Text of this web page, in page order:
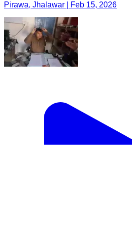
Pirawa, Jhalawar | Feb 15, 2026